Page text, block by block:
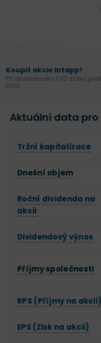
Koupit akcie Intapp!
Při obchodování CFD ztrácí
účtů.
Aktuální data
Tržní kapitalizace
Dnešní objem
Roční dividenda na
akcii
Dividendový výnos
Příjmy společnosti
RPS (Příjmy na akcii)
EPS (Zisk na akcii)